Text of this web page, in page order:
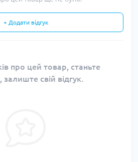
+ Додати відгук
про цей товар, станьте
свій відгук.